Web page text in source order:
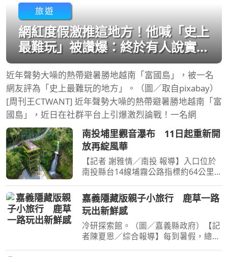
旅遊
網紅度假激推這地方！他喊「史上
最難玩」被讚爆：終於有人說實
話
近年聲勢大噪的熱帶避暑勝地越南「富國島」，被一名
網友評為「史上最難玩的地方」。（圖／取自pixabay）
[周刊王CTWANT] 近年聲勢大噪的熱帶避暑勝地越南「富
國島」，近日在社群平台上引爆激烈論戰！一名網
南投埔里觀音瀑布 11日起重新開
放再綻風華
【記者 謝雅情／南投 報導】入口位於
南投縣台14線埔霧公路指標約64公里
多年封閉整修後，縣府積極完善災害復
建及環境整備，將於115年8月11日正
式重新開放，觀音瀑布將以
嘉義隱藏版親子小旅行 鹿草一路
玩出新鮮感
冷研探索館。（圖／嘉義縣政府）【記
者陳夏恩／綜合報導】每到暑假，總想